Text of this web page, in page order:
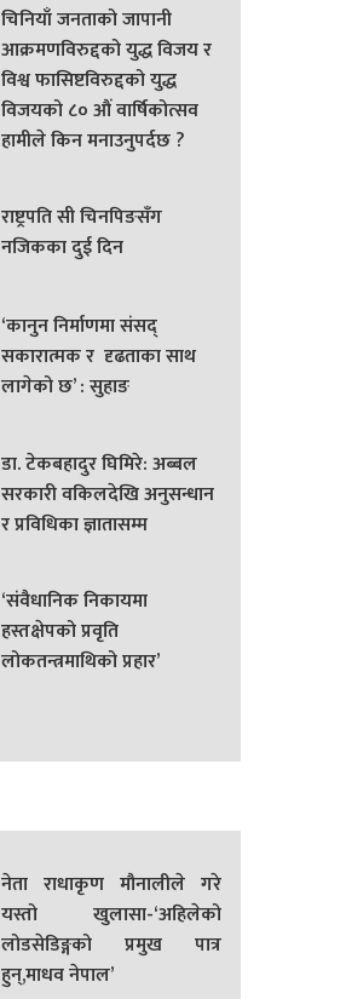
चिनियाँ जनताको जापानी
आक्रमणविरुद्दको युद्ध विजय र
विश्व फासिष्टविरुद्दको युद्ध
विजयको ८० औं वार्षिकोत्सव
हामीले किन मनाउनुपर्दछ ?
राष्ट्रपति सी चिनपिङसँग
नजिकका दुई दिन
‘कानुन निर्माणमा संसद्
सकारात्मक र दृढताका साथ
लागेको छ’ : सुहाङ
डा. टेकबहादुर घिमिरे: अब्बल
सरकारी वकिलदेखि अनुसन्धान
र प्रविधिका ज्ञातासम्म
‘संवैधानिक निकायमा
हस्तक्षेपको प्रवृति
लोकतन्त्रमाथिको प्रहार’
नेता राधाकृण मौनालीले गरे
यस्तो खुलासा-‘अहिलेको
लोडसेडिङ्गको प्रमुख पात्र
हुन्,माधव नेपाल’